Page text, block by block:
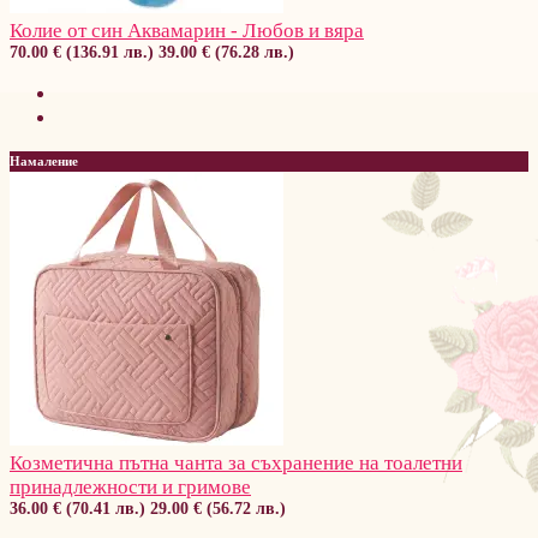
Колие от син Аквамарин - Любов и вяра
70.00 € (136.91 лв.) 39.00 € (76.28 лв.)
Намаление
Козметична пътна чанта за съхранение на тоалетни
принадлежности и гримове
36.00 € (70.41 лв.) 29.00 € (56.72 лв.)